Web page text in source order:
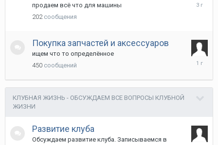
продаем всё что для машины
202 сообщения
Покупка запчастей и аксессуаров
ищем что то определённое
450 сообщений
13
КЛУБНАЯ ЖИЗНЬ - ОБСУЖДАЕМ ВСЕ ВОПРОСЫ КЛУБНОЙ
ЖИЗНИ
Развитие клуба
Обсуждаем развитие клуба. Записываемся в